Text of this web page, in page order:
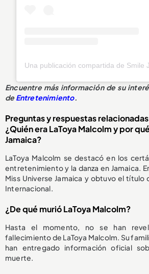
Encuentre más información de su
deEntretenimiento.
Preguntas y respuestas relacionadas
¿Quién era LaToya Malcolm y por
Jamaica?
LaToya Malcolm se destacó en los
entretenimiento y la danza en Jamaica.
Miss Universe Jamaica y obtuvo el título
Internacional.
¿De qué murió LaToya Malcolm?
Hasta el momento, no se han
fallecimiento de LaToya Malcolm. Su
han entregado información oficial
muerte.